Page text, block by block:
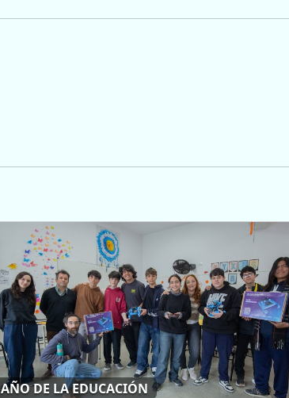
AÑO DE LA EDUCACIÓN